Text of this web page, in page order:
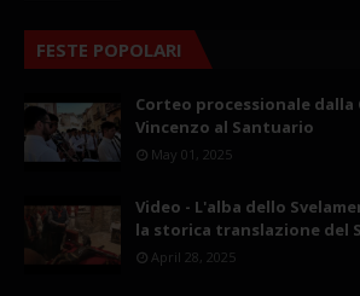
FESTE POPOLARI
Corteo processionale dalla
Vincenzo al Santuario
May 01, 2025
Video - L'alba dello
la storica translazione del
April 28, 2025